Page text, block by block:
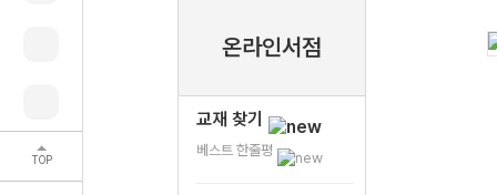
TOP
온라인서점
교재 찾기
베스트 한줄평